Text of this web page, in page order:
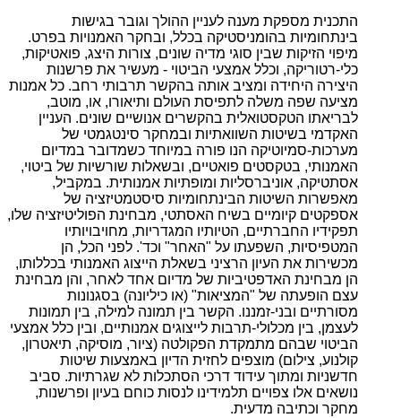
התכנית מספקת מענה לעניין ההולך וגובר בגישות
בינתחומיות בהומניסטיקה בכלל, ובחקר האמנויות בפרט.
מיפוי הזיקות שבין סוגי מדיה שונים, צורות היצג, פואטיקות,
כלי-רטוריקה, וכלל אמצעי הביטוי - מעשיר את פרשנות
היצירה היחידה ומציב אותה בהקשר תרבותי רחב. כל אמנות
מציעה שפה משלה לתפיסת העולם ותיאורו, או, מוטב,
לבריאתו הטקסטואלית בהקשרים אנושיים שונים. העניין
האקדמי בשיטות השוואתיות ובמחקר סינטגמטי של
מערכות-סמיוטיקה הנו פורה במיוחד כשמדובר במדיום
האמנותי, בטקסטים פואטיים, ובשאלות שורשיות של ביטוי,
אסתטיקה, אוניברסליות ומופתיות אמנותית. במקביל,
מאפשרות השיטות הבינתחומיות סיסטמטיזציה של
אספקטים קיומיים בשיח האסתטי, מבחינת הפוליטיזציה שלו,
תפקידיו החברתיים, הטיותיו המגדריות, מחויבויותיו
המטפיסיות, השפעתו על "האחר" וכד'. לפני הכל, הן
מכשירות את העיון הרציני בשאלת הייצוג האמנותי בכללותו,
הן מבחינת האדפטיביות של מדיום אחד לאחר, והן מבחינת
עצם הופעתה של "המציאות" (או כיליונה) בסגנונות
מסורתיים ובני-זמננו. הקשר בין תמונה למילה, בין תמונות
לעצמן, בין מכלולי-תרבות לייצוגים אמנותיים, ובין כלל אמצעי
הביטוי שבהם מתמקדת הפקולטה (ציור, מוסיקה, תיאטרון,
קולנוע, צילום) מוצפים לחזית הדיון באמצעות שיטות
חדשניות ומתוך עידוד דרכי הסתכלות לא שגרתיות. סביב
נושאים אלו צפויים תלמידינו לנסות כוחם בעיון ופרשנות,
מחקר וכתיבה מדעית.